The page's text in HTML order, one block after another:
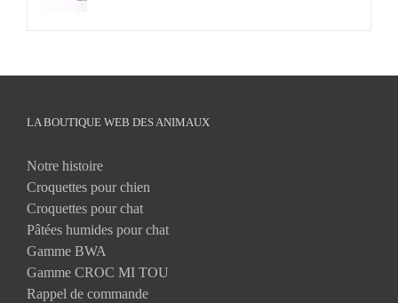
LA BOUTIQUE WEB DES ANIMAUX
Notre histoire
Croquettes pour chien
Croquettes pour chat
Pâtées humides pour chat
Gamme BWA
Gamme CROC MI TOU
Rappel de commande